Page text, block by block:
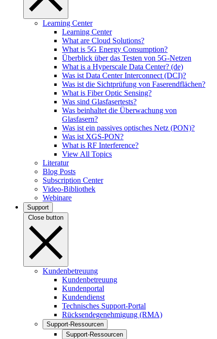
Learning Center
Learning Center
What are Cloud Solutions?
What is 5G Energy Consumption?
Überblick über das Testen von 5G-Netzen
What is a Hyperscale Data Center? (de)
Was ist Data Center Interconnect (DCI)?
Was ist die Sichtprüfung von Faserendflächen?
What is Fiber Optic Sensing?
Was sind Glasfasertests?
Was beinhaltet die Überwachung von
Glasfasern?
Was ist ein passives optisches Netz (PON)?
Was ist XGS-PON?
What is RF Interference?
View All Topics
Literatur
Blog Posts
Subscription Center
Video-Bibliothek
Webinare
Support
Close button
Kundenbetreuung
Kundenbetreuung
Kundenportal
Kundendienst
Technisches Support-Portal
Rücksendegenehmigung (RMA)
Support-Ressourcen
Support-Ressourcen